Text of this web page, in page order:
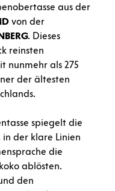
aus der
von der
. Dieses
reinsten
nunmehr als 275
der ältesten
spiegelt die
in der klare Linien
die
ablösten.
den